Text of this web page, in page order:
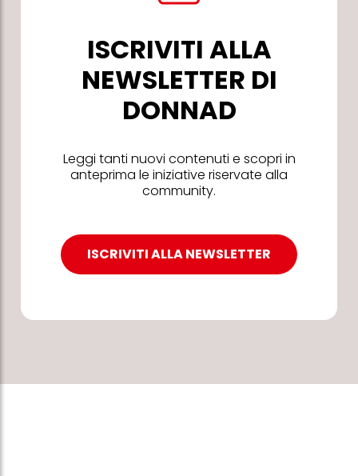
ISCRIVITI ALLA
NEWSLETTER DI
DONNAD
Leggi tanti nuovi contenuti e scopri in
anteprima le iniziative riservate alla
community.
ISCRIVITI ALLA NEWSLETTER